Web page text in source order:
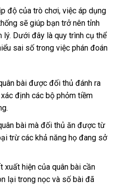
độ của trò chơi, việc áp dụng
sẽ giúp bạn trở nên tỉnh
Dưới đây là quy trình cụ thể
sai số trong việc phán đoán
bài được đối thủ đánh ra
định các bộ phỏm tiềm
bài mà đối thủ ăn được từ
trừ các khả năng họ đang sở
xuất hiện của quân bài cần
lại trong nọc và số bài đã